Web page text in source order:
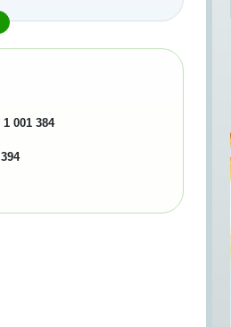
1 001 384
394